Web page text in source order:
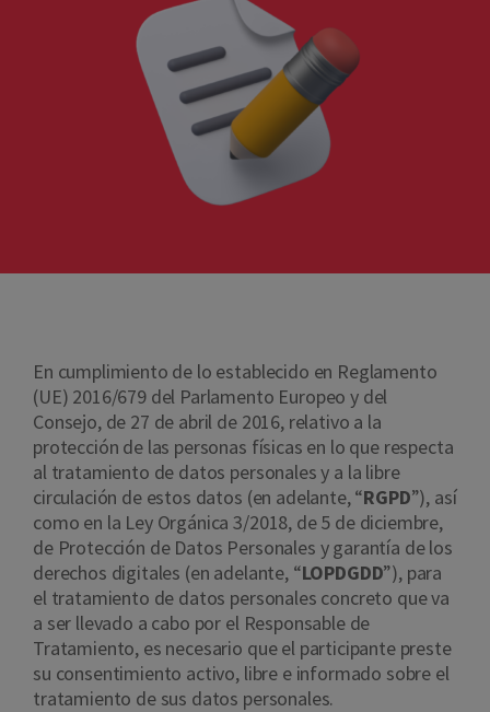
En cumplimiento de lo establecido en Reglamento
(UE) 2016/679 del Parlamento Europeo y del
Consejo, de 27 de abril de 2016, relativo a la
protección de las personas físicas en lo que respecta
al tratamiento de datos personales y a la libre
circulación de estos datos (en adelante, “RGPD”), así
como en la Ley Orgánica 3/2018, de 5 de diciembre,
de Protección de Datos Personales y garantía de los
derechos digitales (en adelante, “LOPDGDD”), para
el tratamiento de datos personales concreto que va
a ser llevado a cabo por el Responsable de
Tratamiento, es necesario que el participante preste
su consentimiento activo, libre e informado sobre el
tratamiento de sus datos personales.